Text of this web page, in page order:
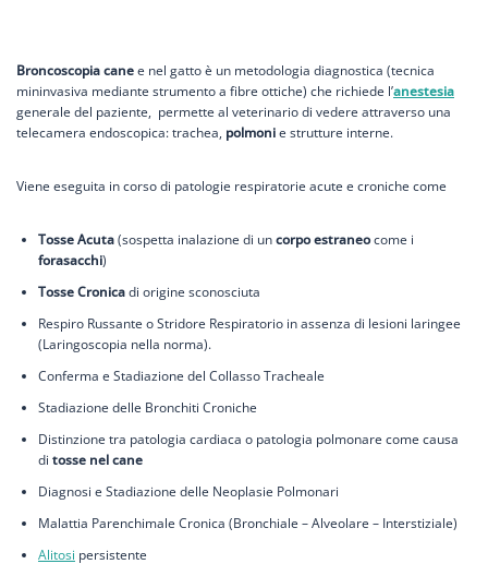
Broncoscopia canee nel gatto è un metodologia diagnostica (tecnica
mininvasiva mediante strumento a fibre ottiche) che richiede l’anestesia
generale del paziente, permette al veterinario di vedere attraverso una
telecamera endoscopica: trachea, polmonie strutture interne.
Viene eseguita in corso di patologie respiratorie acute e croniche come
Tosse Acuta(sospetta inalazione di uncorpo estraneocome i
forasacchi)
Tosse Cronicadi origine sconosciuta
Respiro Russante o Stridore Respiratorio in assenza di lesioni laringee
(Laringoscopia nella norma).
Conferma e Stadiazione del Collasso Tracheale
Stadiazione delle Bronchiti Croniche
Distinzione tra patologia cardiaca o patologia polmonare come causa
di tosse nel cane
Diagnosi e Stadiazione delle Neoplasie Polmonari
Malattia Parenchimale Cronica (Bronchiale – Alveolare – Interstiziale)
Alitosi persistente